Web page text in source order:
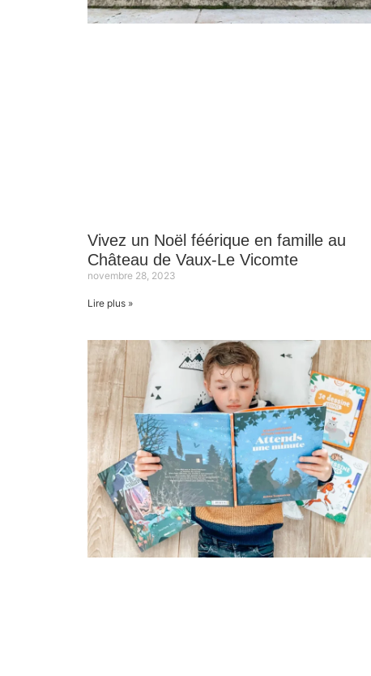
Vivez un Noël féérique en famille au
Château de Vaux-Le Vicomte
novembre 28, 2023
Lire plus »